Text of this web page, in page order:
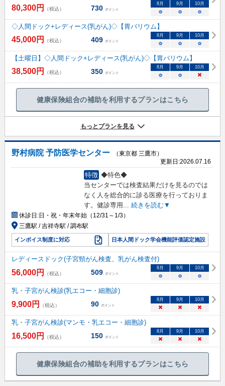
80,300円 （税込） 730 ポイント
8 月 9 月 10月
○ ○ ○
◇人間ドック+レディース(乳がん)◇【胃バリウム】
45,000円 （税込） 409 ポイント
8 月 9 月 10月
○ ○ ○
【土曜日】◇人間ドック+レディース(乳がん)◇【胃バリウム】
38,500円 （税込） 350 ポイント
8 月 9 月 10月
○ ○ ×
健康保険組合の補助を利用するプランはこちら
もっとプランを見る
野村病院 予防医学センター
（東京都 三鷹市）
更新日:2026.07.16
特徴 ◆特色◆
当センターでは検査結果だけを見るのでは
なく人を総合的に診る医療を行っておりま
す。健診専用 ... 続きを読む▼
休診日:日・祝・年末年始（12/31～1/3）
三鷹駅 / 吉祥寺駅 / 調布駅
インボイス制度に対応 日本人間ドック学会機能評価認定施設
レディースドック(子宮頸がん検査、乳がん検査付)
56,000円 （税込） 509 ポイント
8月 9月 10月
○ ○ ○
乳・子宮がん検診(乳エコー・細胞診)
9,900円 （税込） 90 ポイント
8月 9月 10月
× × ×
乳・子宮がん検診(マンモ・乳エコー・細胞診)
16,500円 （税込） 150 ポイント
8月 9月 10月
× × ×
健康保険組合の補助を利用するプランはこちら